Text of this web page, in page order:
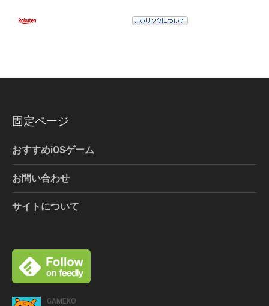
固定ページ
おすすめiOSゲーム
お問い合わせ
サイトについて